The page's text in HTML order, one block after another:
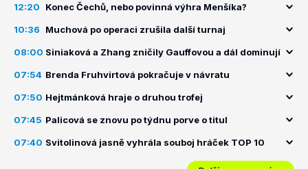
12:20 Konec Čechů, nebo povinná výhra Menšíka?
10:36 Muchová po operaci zrušila další turnaj
08:00 Siniaková a Zhang zničily Gauffovou a dál dominují
07:54 Brenda Fruhvirtová pokračuje v návratu
07:50 Hejtmánková hraje o druhou trofej
07:45 Palicová se znovu po týdnu porve o titul
07:40 Svitolinová jasně vyhrála souboj hráček TOP 10